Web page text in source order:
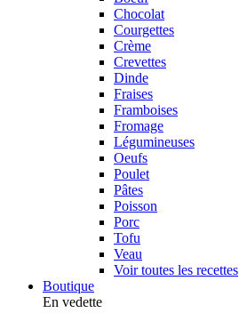
Chocolat
Courgettes
Crème
Crevettes
Dinde
Fraises
Framboises
Fromage
Légumineuses
Oeufs
Poulet
Pâtes
Poisson
Porc
Tofu
Veau
Voir toutes les recettes
Boutique
En vedette